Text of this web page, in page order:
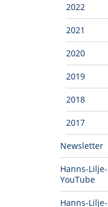
2022
2021
2020
2019
2018
2017
Newsletter
Hanns-
YouTube
Hanns-